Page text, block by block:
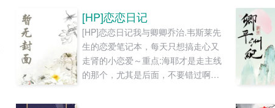
[HP]恋恋日记
[HP]恋恋日记我与卿卿乔治.韦斯莱先
生的恋爱笔记本，每天只想搞走心又
走肾的小恋爱～重点:海耶才是走主线
的那个，尤其是后面，不要错过啊！